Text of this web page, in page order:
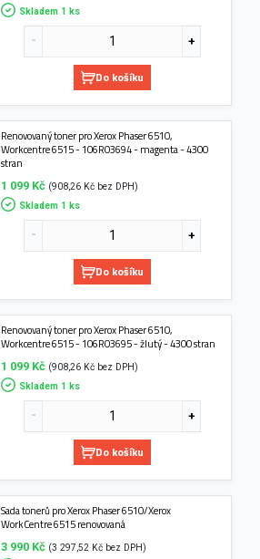
Skladem 1 ks
Do košíku
Renovovaný toner pro Xerox Phaser 6510,
Workcentre 6515 - 106R03694 - magenta - 4300
stran
1 099 Kč (908,26 Kč bez DPH)
Skladem 1 ks
Do košíku
Renovovaný toner pro Xerox Phaser 6510,
Workcentre 6515 - 106R03695 - žlutý - 4300 stran
1 099 Kč (908,26 Kč bez DPH)
Skladem 1 ks
Do košíku
Sada tonerů pro Xerox Phaser 6510/Xerox
WorkCentre 6515 renovovaná
3 990 Kč (3 297,52 Kč bez DPH)